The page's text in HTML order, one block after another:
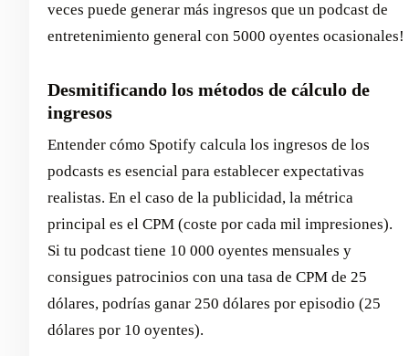
veces puede generar más ingresos que un podcast de
entretenimiento general con 5000 oyentes ocasionales!
Desmitificando los métodos de cálculo de
ingresos
Entender cómo Spotify calcula los ingresos de los
podcasts es esencial para establecer expectativas
realistas. En el caso de la publicidad, la métrica
principal es el CPM (coste por cada mil impresiones).
Si tu podcast tiene 10 000 oyentes mensuales y
consigues patrocinios con una tasa de CPM de 25
dólares, podrías ganar 250 dólares por episodio (25
dólares por 10 oyentes).